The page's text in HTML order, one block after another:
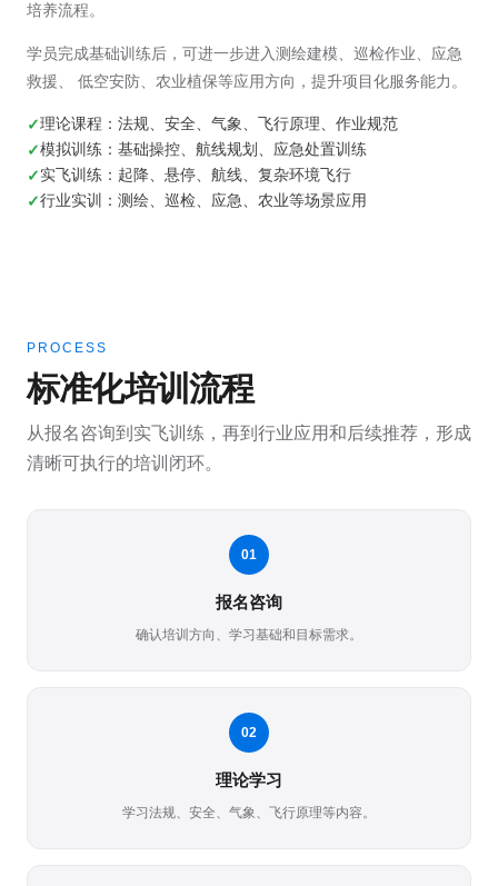
培养流程。
学员完成基础训练后，可进一步进入测绘建模、巡检作业、应急
救援、 低空安防、农业植保等应用方向，提升项目化服务能力。
理论课程：法规、安全、气象、飞行原理、作业规范
模拟训练：基础操控、航线规划、应急处置训练
实飞训练：起降、悬停、航线、复杂环境飞行
行业实训：测绘、巡检、应急、农业等场景应用
PROCESS
标准化培训流程
从报名咨询到实飞训练，再到行业应用和后续推荐，形成
清晰可执行的培训闭环。
01
报名咨询
确认培训方向、学习基础和目标需求。
02
理论学习
学习法规、安全、气象、飞行原理等内容。